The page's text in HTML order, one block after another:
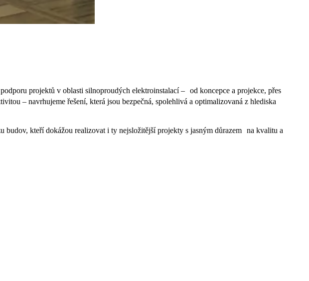
projektů v oblasti silnoproudých elektroinstalací – od koncepce a projekce, přes
– navrhujeme řešení, která jsou bezpečná, spolehlivá a optimalizovaná z hlediska
kteří dokážou realizovat i ty nejsložitější projekty s jasným důrazem na kvalitu a